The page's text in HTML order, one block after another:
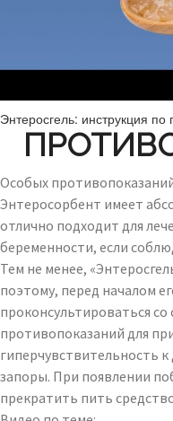
Энтеросгель: инструкция
Особых
Энтеросорбент имеет
отлично подходит для
беременности, если
Тем не менее,
поэтому, перед началом
проконсультироваться
противопоказаний для
гиперчувствительность
запоры. При появлении
прекратить пить